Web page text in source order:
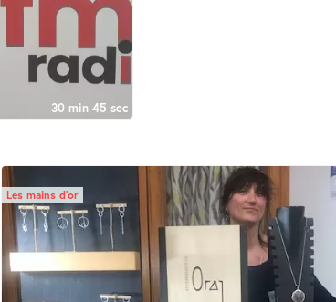
30 min 45 sec
Les mains d’or